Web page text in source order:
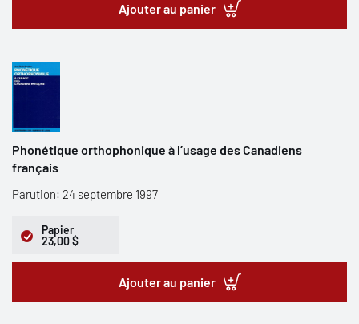
Ajouter au panier
Phonétique orthophonique à l’usage des Canadiens
français
Parution: 24 septembre 1997
Papier
23,00 $
Ajouter au panier